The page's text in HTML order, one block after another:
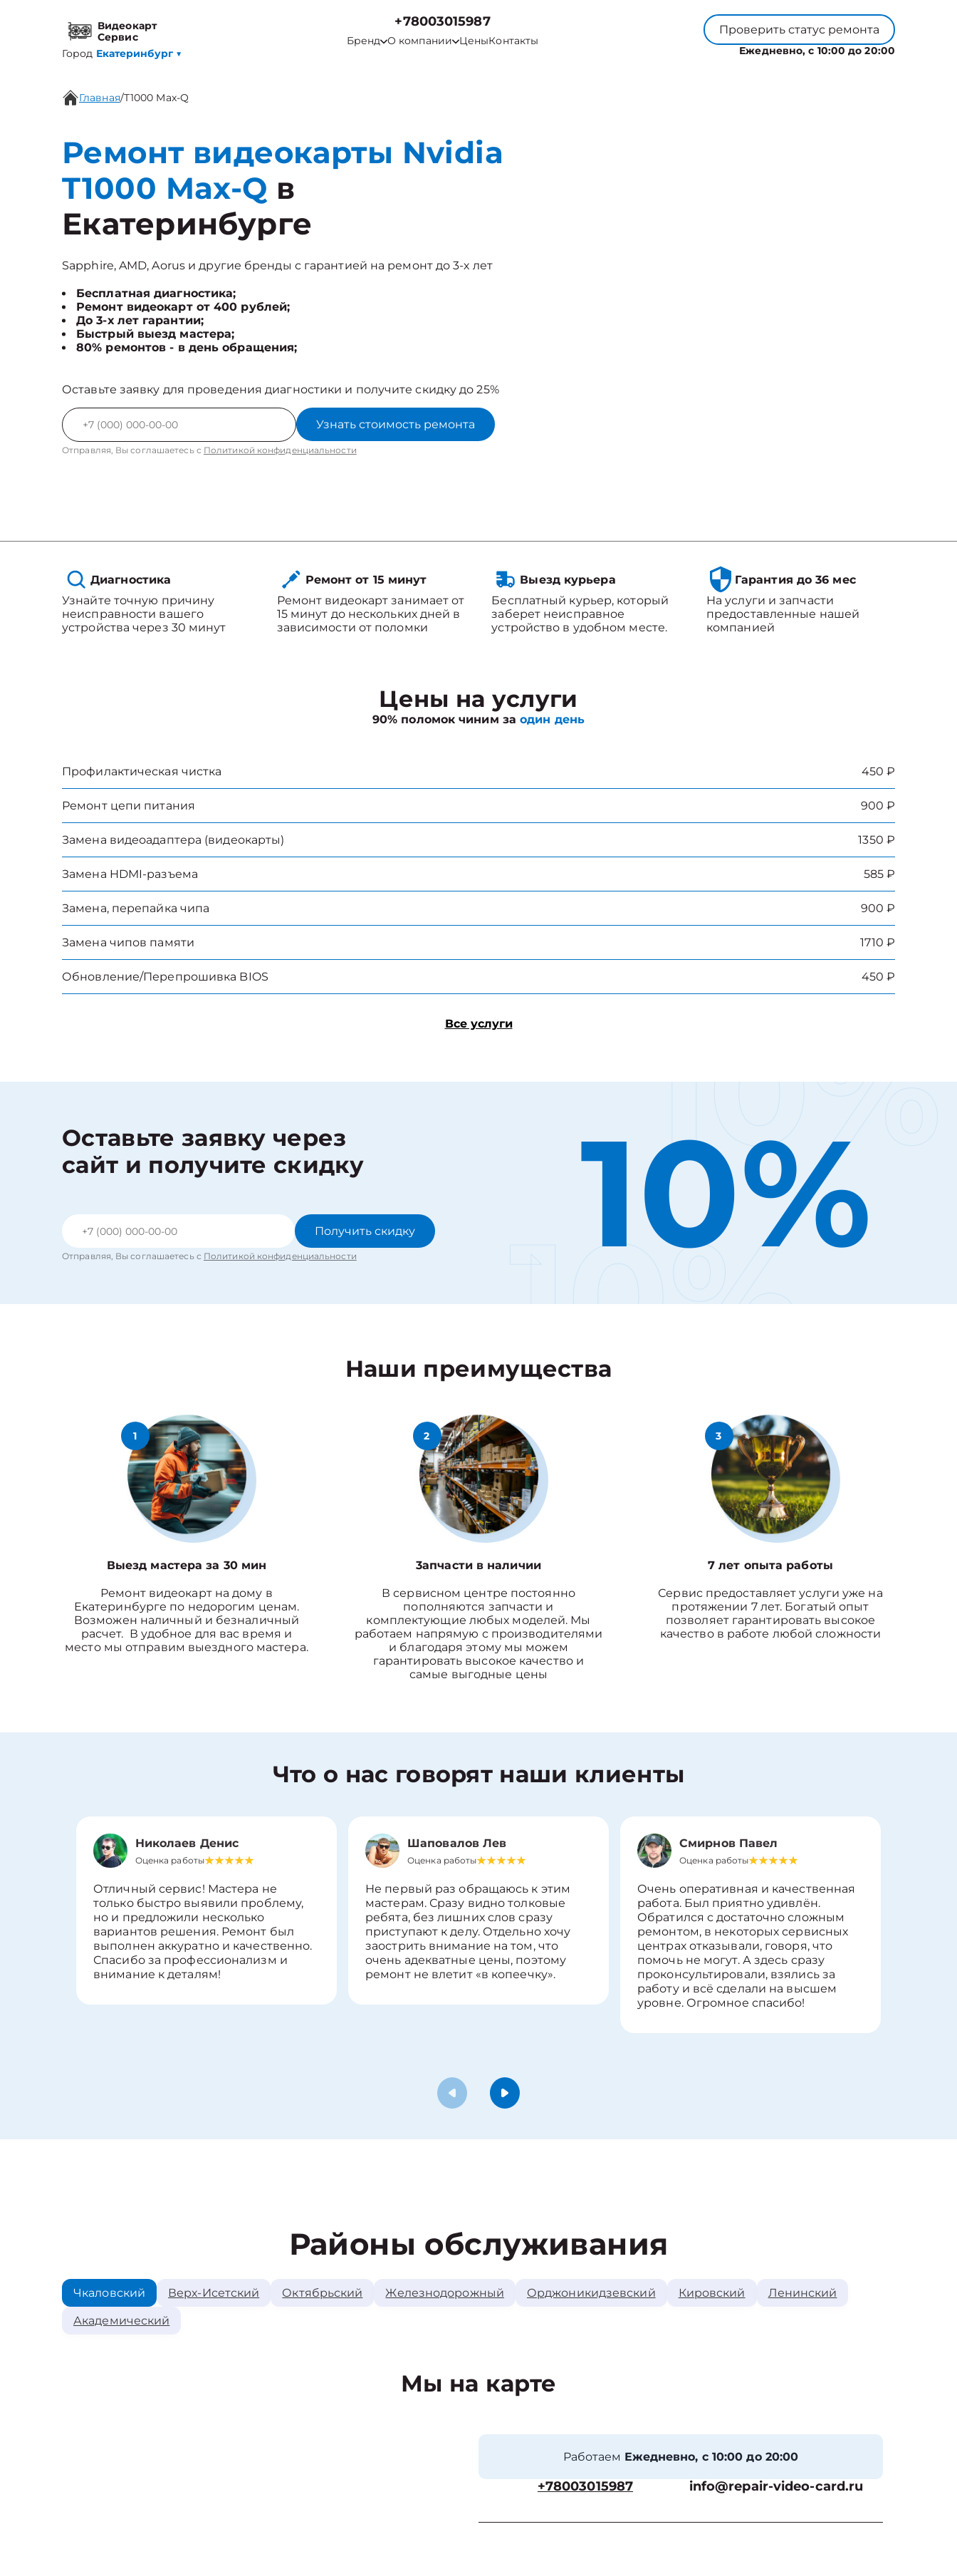
Видеокарт
Сервис
Город Екатеринбург ▼
+78003015987
Бренд О компании ЦеныКонтакты
Проверить статус ремонта
Ежедневно, с 10:00 до 20:00
Главная/T1000 Max-Q
Ремонт видеокарты Nvidia
T1000 Max-Q в
Екатеринбурге
Sapphire, AMD, Aorus и другие бренды с гарантией на ремонт до 3-х лет
Бесплатная диагностика;
Ремонт видеокарт от 400 рублей;
До 3-х лет гарантии;
Быстрый выезд мастера;
80% ремонтов - в день обращения;
Оставьте заявку для проведения диагностики и получите скидку до 25%
Узнать стоимость ремонта
Отправляя, Вы соглашаетесь с Политикой конфиденциальности
Диагностика
Узнайте точную причину
неисправности вашего
устройства через 30 минут
Ремонт от 15 минут
Ремонт видеокарт занимает от
15 минут до нескольких дней в
зависимости от поломки
Выезд курьера
Бесплатный курьер, который
заберет неисправное
устройство в удобном месте.
Гарантия до 36 мес
На услуги и запчасти
предоставленные нашей
компанией
Цены на услуги
90% поломок чиним заодин день
Профилактическая чистка 450 ₽
Ремонт цепи питания 900 ₽
Замена видеоадаптера (видеокарты) 1350 ₽
Замена HDMI-разъема 585 ₽
Замена, перепайка чипа 900 ₽
Замена чипов памяти 1710 ₽
Обновление/Перепрошивка BIOS 450 ₽
Все услуги
Оставьте заявку через
сайт и получите скидку
Получить скидку
Отправляя, Вы соглашаетесь с Политикой конфиденциальности 10%
10%
10%
Наши преимущества
1
Выезд мастера за 30 мин
Ремонт видеокарт на дому в
Екатеринбурге по недорогим ценам.
Возможен наличный и безналичный
расчет. В удобное для вас время и
место мы отправим выездного мастера.
2
3апчасти в наличии
В сервисном центре постоянно
пополняются запчасти и
комплектующие любых моделей. Мы
работаем напрямую с производителями
и благодаря этому мы можем
гарантировать высокое качество и
самые выгодные цены
3
7 лет опыта работы
Сервис предоставляет услуги уже на
протяжении 7 лет. Богатый опыт
позволяет гарантировать высокое
качество в работе любой сложности
Что о нас говорят наши клиенты
Николаев Денис
Оценка работы
Отличный сервис! Мастера не
только быстро выявили проблему,
но и предложили несколько
вариантов решения. Ремонт был
выполнен аккуратно и качественно.
Спасибо за профессионализм и
внимание к деталям!
Шаповалов Лев
Оценка работы
Не первый раз обращаюсь к этим
мастерам. Сразу видно толковые
ребята, без лишних слов сразу
приступают к делу. Отдельно хочу
заострить внимание на том, что
очень адекватные цены, поэтому
ремонт не влетит «в копеечку».
Смирнов Павел
Оценка работы
Очень оперативная и качественная
работа. Был приятно удивлён.
Обратился с достаточно сложным
ремонтом, в некоторых сервисных
центрах отказывали, говоря, что
помочь не могут. А здесь сразу
проконсультировали, взялись за
работу и всё сделали на высшем
уровне. Огромное спасибо!
Районы обслуживания
Чкаловский Верх-Исетский Октябрьский Железнодорожный Орджоникидзевский Кировский Ленинский
Академический
Мы на карте
Работаем Ежедневно, с 10:00 до 20:00
+78003015987 info@repair-video-card.ru